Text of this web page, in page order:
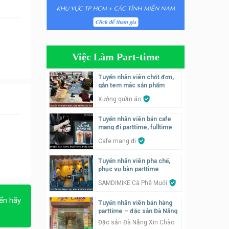
hãy
Tuyển nhân viên tiếp thực,
phục vụ bàn
– hỗ trợ ăn ở
Quán bánh đa cua
parttime
Tuyển nhân viên bán hàng
parttime
Húp Tea
Tuyển nhân viên pha chế
tiệm trà sữa
TRÀ SỮA THÁI LAN
Việc Làm Part-time
Tuyển nhân viên chốt đơn,
gắn tem mác sản phẩm
Xưởng quần áo
Tuyển nhân viên bán cafe
mang đi parttime, fulltime
Cafe mang đi
Tuyển nhân viên pha chế,
phục vụ bàn parttime
SAMDIMIKE Cà Phê Muối
Tuyển nhân viên bán hàng
parttime – đặc sản Đà Nẵng
Đặc sản Đà Nẵng Xin Chào